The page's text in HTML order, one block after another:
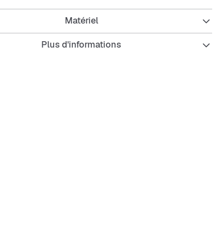
avec cordon de serrage pour l'ajuster comme tu veux.
Matériel
Plus d'informations